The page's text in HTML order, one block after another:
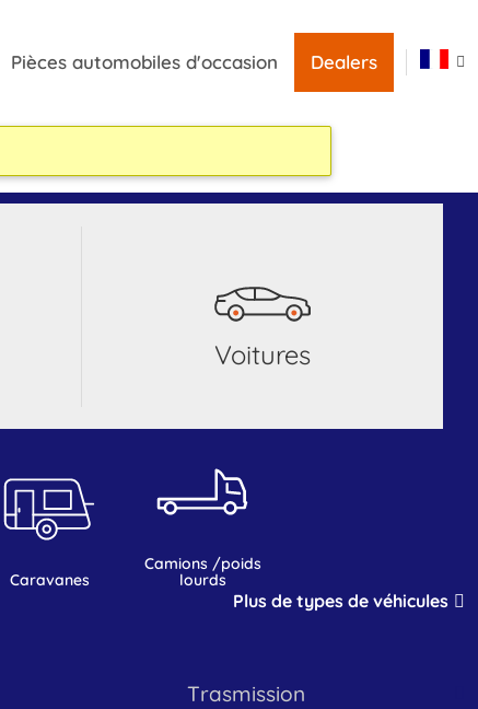
Pièces automobiles d'occasion Dealers
voitures
caravanes
camions /poids
lourds
Plus de types de véhicules
trasmission